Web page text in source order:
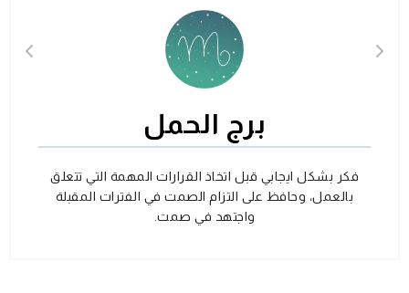
برج الحمل
فكر بشكل ايجابي قبل اتخاذ القرارات المهمة التي تتعلق
بالعمل، وحافظ على التزام الصمت في الفترات المقبلة
واجتهد في صمت.